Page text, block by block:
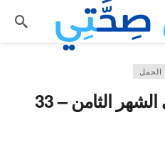
الحمل
نمو و تطور الجنين في الشهر الثامن – 33